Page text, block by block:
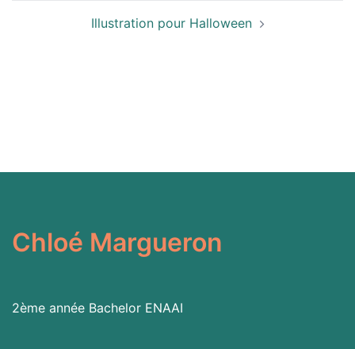
Illustration pour Halloween
Chloé Margueron
2ème année Bachelor ENAAI